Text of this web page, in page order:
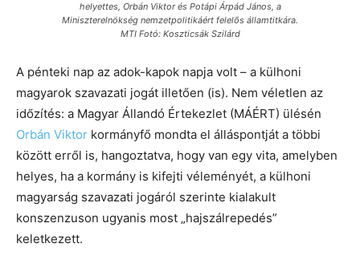
helyettes, Orbán Viktor és Potápi Árpád János, a
Miniszterelnökség nemzetpolitikáért felelõs államtitkára.
MTI Fotó: Koszticsák Szilárd
A pénteki nap az adok-kapok napja volt – a külhoni
magyarok szavazati jogát illetően (is). Nem véletlen az
időzítés: a Magyar Állandó Értekezlet (MÁÉRT) ülésén
Orbán Viktor kormányfő mondta el álláspontját a többi
között erről is, hangoztatva, hogy van egy vita, amelyben
helyes, ha a kormány is kifejti véleményét, a külhoni
magyarság szavazati jogáról szerinte kialakult
konszenzuson ugyanis most „hajszálrepedés”
keletkezett.